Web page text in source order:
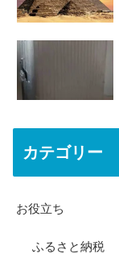
カテゴリー
お役立ち
ふるさと納税